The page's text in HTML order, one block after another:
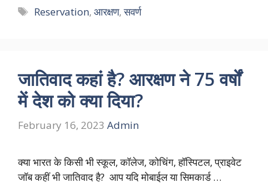
Tags
Reservation,आरक्षण,सवर्ण
जातिवाद कहां है? आरक्षण ने 75 वर्षों
में देश को क्या दिया?
February 16, 2023 Admin
क्या भारत के किसी भी स्कूल, कॉलेज, कोचिंग, हॉस्पिटल, प्राइवेट
जॉब कहीं भी जातिवाद है? आप यदि मोबाईल या सिमकार्ड …